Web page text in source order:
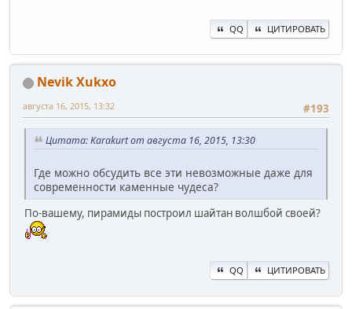
QQ ЦИТИРОВАТЬ
Nevik Xukxo
#193
августа 16, 2015, 13:32
Цитата: Karakurt от августа 16, 2015, 13:30
Где можно обсудить все эти невозможные даже для
современности каменные чудеса?
По-вашему, пирамиды построил шайтан волшбой своей?
QQ ЦИТИРОВАТЬ